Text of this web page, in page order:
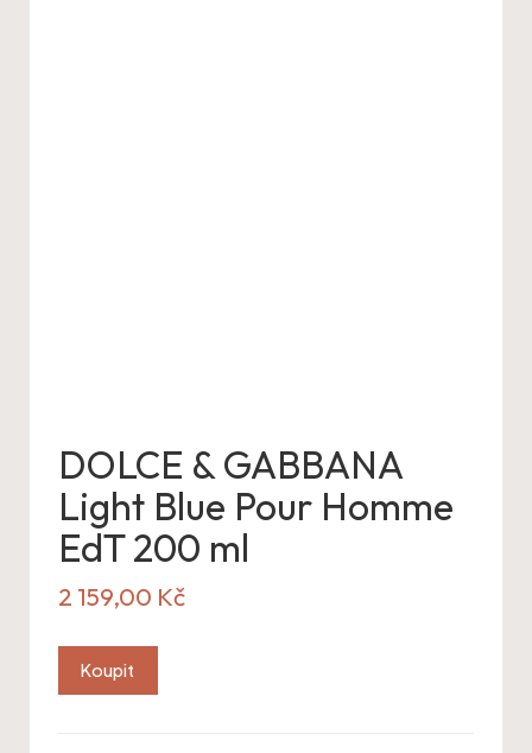
DOLCE & GABBANA
Light Blue Pour Homme
EdT 200 ml
2 159,00 Kč
Koupit